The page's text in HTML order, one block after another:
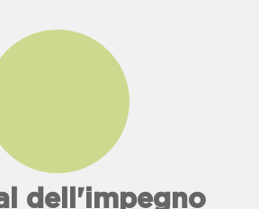
dell'impegno